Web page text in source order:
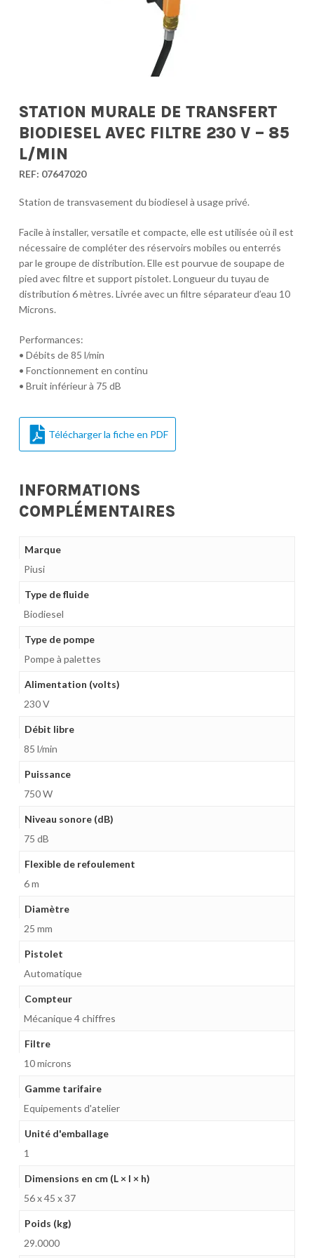
STATION MURALE DE TRANSFERT
BIODIESEL AVEC FILTRE 230 V – 85
L/MIN
REF: 07647020
Station de transvasement du biodiesel à usage privé.
Facile à installer, versatile et compacte, elle est utilisée où il est
nécessaire de compléter des réservoirs mobiles ou enterrés
par le groupe de distribution. Elle est pourvue de soupape de
pied avec filtre et support pistolet. Longueur du tuyau de
distribution 6 mètres. Livrée avec un filtre séparateur d’eau 10
Microns.
Performances:
• Débits de 85 l/min
• Fonctionnement en continu
• Bruit inférieur à 75 dB
Télécharger la fiche en PDF
INFORMATIONS
COMPLÉMENTAIRES
Marque
Piusi
Type de fluide
Biodiesel
Type de pompe
Pompe à palettes
Alimentation (volts)
230 V
Débit libre
85 l/min
Puissance
750 W
Niveau sonore (dB)
75 dB
Flexible de refoulement
6 m
Diamètre
25 mm
Pistolet
Automatique
Compteur
Mécanique 4 chiffres
Filtre
10 microns
Gamme tarifaire
Equipements d'atelier
Unité d'emballage
1
Dimensions en cm (L × l × h)
56 x 45 x 37
Poids (kg)
29.0000